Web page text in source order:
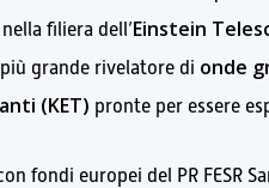
filiera dell’Einstein
grande rivelatore di onde
(KET) pronte per essere
fondi europei del PR FESR